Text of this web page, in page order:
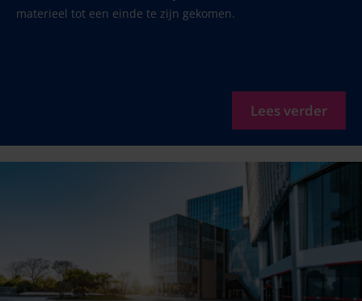
materieel tot een einde te zijn gekomen.
Lees verder